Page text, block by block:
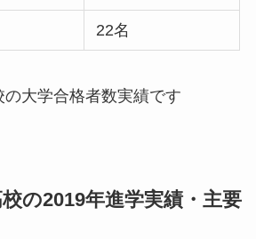
22名
大学合格者数実績です
の2019年進学実績・主要